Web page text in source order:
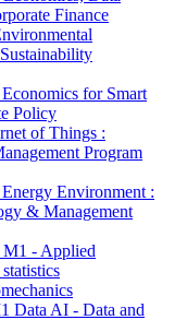
Finance
for Smart
Policy
of Things :
Program
Environment :
& Management
- Applied
Data AI - Data and